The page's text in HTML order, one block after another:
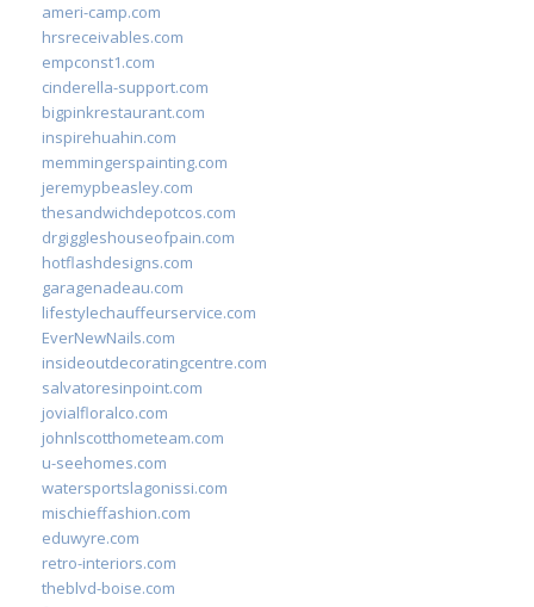
ameri-camp.com
hrsreceivables.com
empconst1.com
cinderella-support.com
bigpinkrestaurant.com
inspirehuahin.com
memmingerspainting.com
jeremypbeasley.com
thesandwichdepotcos.com
drgiggleshouseofpain.com
hotflashdesigns.com
garagenadeau.com
lifestylechauffeurservice.com
EverNewNails.com
insideoutdecoratingcentre.com
salvatoresinpoint.com
jovialfloralco.com
johnlscotthometeam.com
u-seehomes.com
watersportslagonissi.com
mischieffashion.com
eduwyre.com
retro-interiors.com
theblvd-boise.com